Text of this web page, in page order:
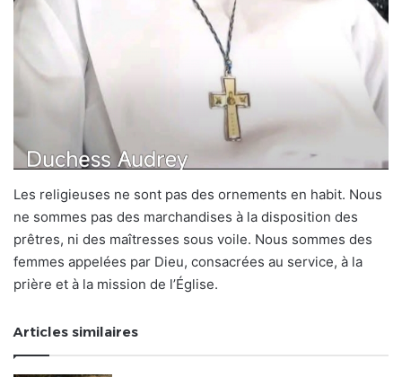
Les religieuses ne sont pas des ornements en habit. Nous
ne sommes pas des marchandises à la disposition des
prêtres, ni des maîtresses sous voile. Nous sommes des
femmes appelées par Dieu, consacrées au service, à la
prière et à la mission de l’Église.
Articles similaires